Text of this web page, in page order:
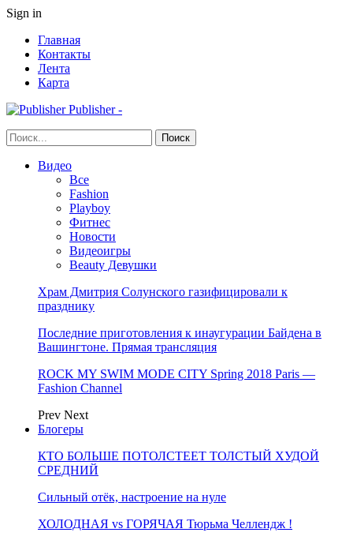
Sign in
Главная
Контакты
Лента
Карта
Publisher -
Видео
Все
Fashion
Playboy
Фитнес
Новости
Видеоигры
Beauty Девушки
Храм Дмитрия Солунского газифицировали к
празднику
Последние приготовления к инаугурации Байдена в
Вашингтоне. Прямая трансляция
ROCK MY SWIM MODE CITY Spring 2018 Paris —
Fashion Channel
Prev Next
Блогеры
КТО БОЛЬШЕ ПОТОЛСТЕЕТ ТОЛСТЫЙ ХУДОЙ
СРЕДНИЙ
Сильный отёк, настроение на нуле
ХОЛОДНАЯ vs ГОРЯЧАЯ Тюрьма Челлендж !